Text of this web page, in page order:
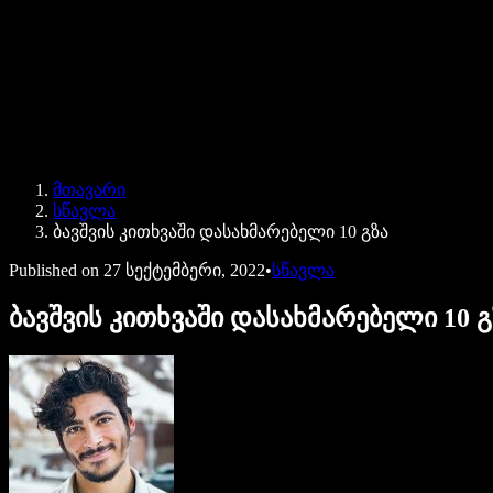
SIMBA ხმოვანი აგენტები
Speechify დეველოპერებისთვის
მთავარი
სწავლა
ბავშვის კითხვაში დასახმარებელი 10 გზა
Published on 27 სექტემბერი, 2022•სწავლა
ბავშვის კითხვაში დასახმარებელი 10